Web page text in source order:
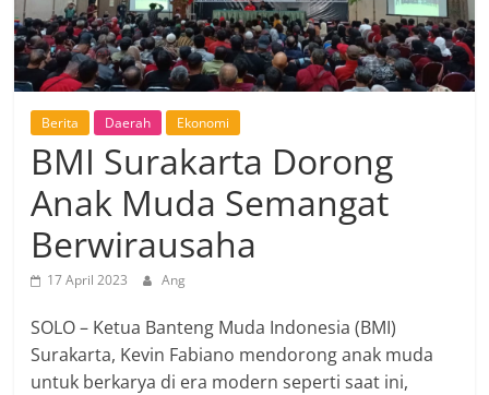
Berita Daerah Ekonomi
BMI Surakarta Dorong
Anak Muda Semangat
Berwirausaha
17 April 2023 Ang
SOLO – Ketua Banteng Muda Indonesia (BMI)
Surakarta, Kevin Fabiano mendorong anak muda
untuk berkarya di era modern seperti saat ini,